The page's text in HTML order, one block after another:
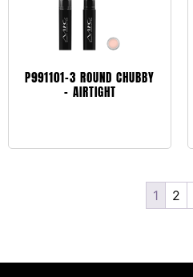
P991101-3 ROUND CHUBBY
– AIRTIGHT
1 2